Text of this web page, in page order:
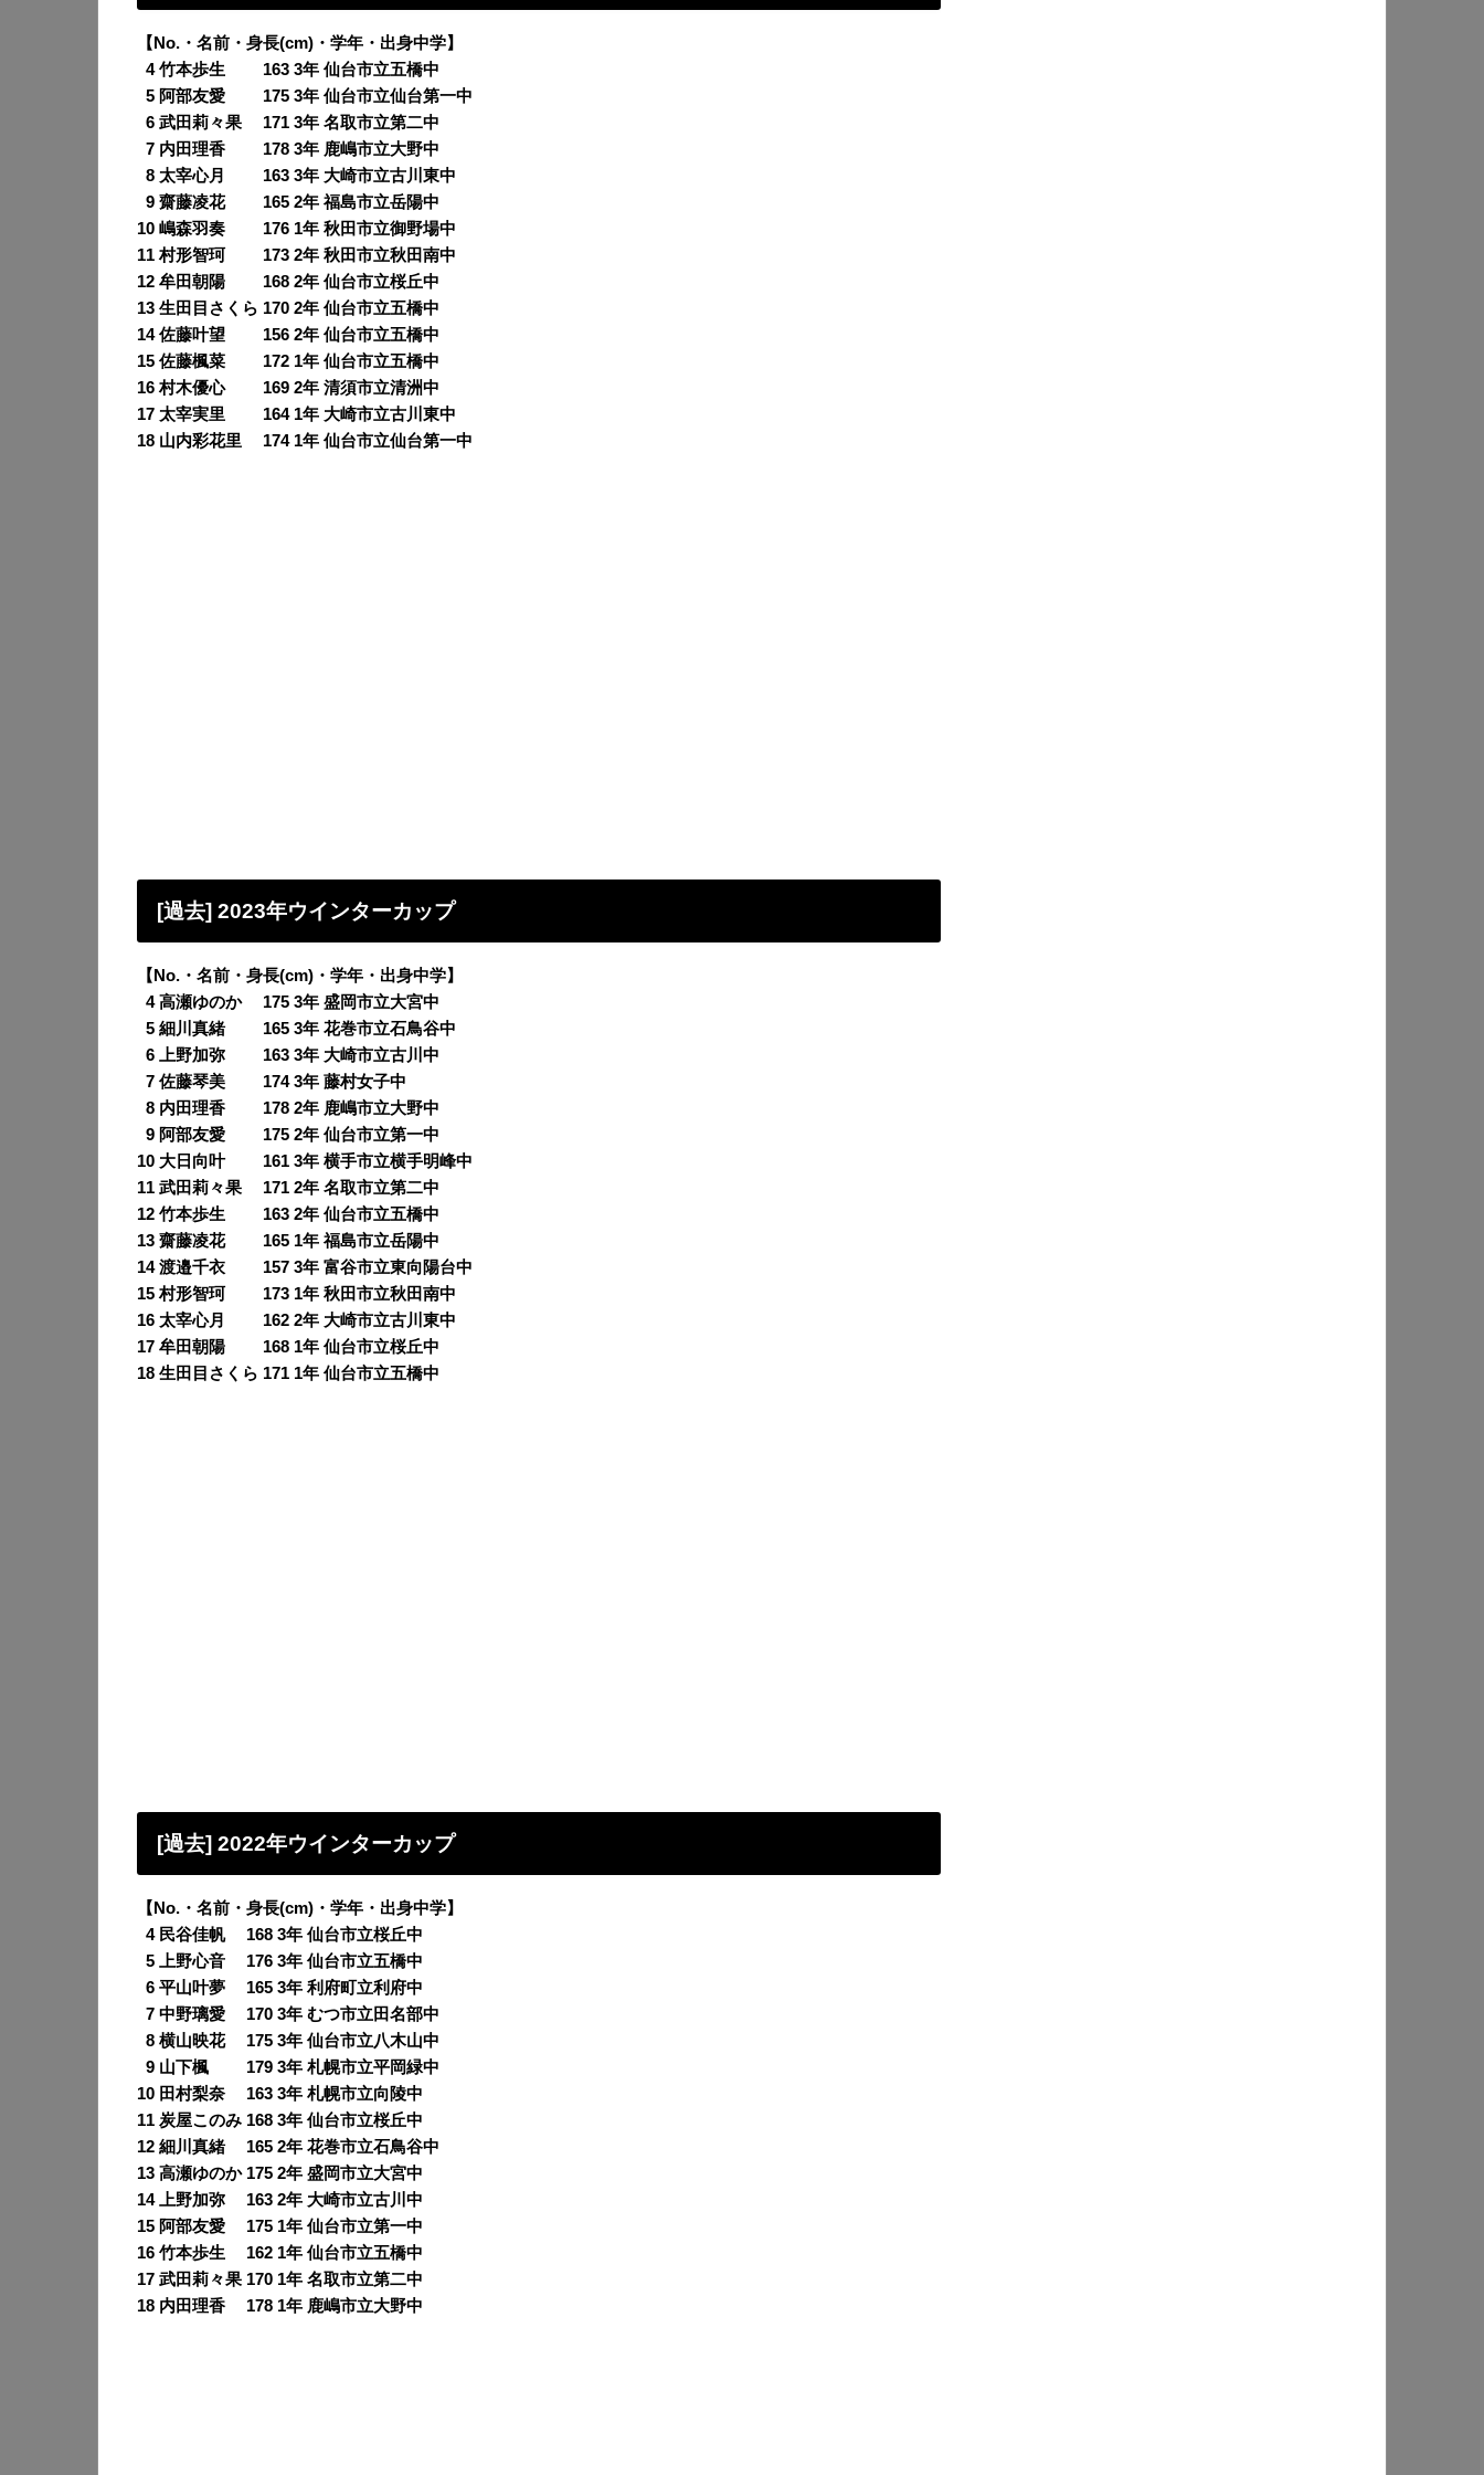
【No.・名前・身長(cm)・学年・出身中学】
4 竹本歩生 163 3年 仙台市立五橋中
5 阿部友愛 175 3年 仙台市立仙台第一中
6 武田莉々果 171 3年 名取市立第二中
7 内田理香 178 3年 鹿嶋市立大野中
8 太宰心月 163 3年 大崎市立古川東中
9 齋藤凌花 165 2年 福島市立岳陽中
10 嶋森羽奏 176 1年 秋田市立御野場中
11 村形智珂 173 2年 秋田市立秋田南中
12 牟田朝陽 168 2年 仙台市立桜丘中
13 生田目さくら 170 2年 仙台市立五橋中
14 佐藤叶望 156 2年 仙台市立五橋中
15 佐藤楓菜 172 1年 仙台市立五橋中
16 村木優心 169 2年 清須市立清洲中
17 太宰実里 164 1年 大崎市立古川東中
18 山内彩花里 174 1年 仙台市立仙台第一中
[過去] 2023年ウインターカップ
【No.・名前・身長(cm)・学年・出身中学】
4 高瀬ゆのか 175 3年 盛岡市立大宮中
5 細川真緒 165 3年 花巻市立石鳥谷中
6 上野加弥 163 3年 大崎市立古川中
7 佐藤琴美 174 3年 藤村女子中
8 内田理香 178 2年 鹿嶋市立大野中
9 阿部友愛 175 2年 仙台市立第一中
10 大日向叶 161 3年 横手市立横手明峰中
11 武田莉々果 171 2年 名取市立第二中
12 竹本歩生 163 2年 仙台市立五橋中
13 齋藤凌花 165 1年 福島市立岳陽中
14 渡邉千衣 157 3年 富谷市立東向陽台中
15 村形智珂 173 1年 秋田市立秋田南中
16 太宰心月 162 2年 大崎市立古川東中
17 牟田朝陽 168 1年 仙台市立桜丘中
18 生田目さくら 171 1年 仙台市立五橋中
[過去] 2022年ウインターカップ
【No.・名前・身長(cm)・学年・出身中学】
4 民谷佳帆 168 3年 仙台市立桜丘中
5 上野心音 176 3年 仙台市立五橋中
6 平山叶夢 165 3年 利府町立利府中
7 中野璃愛 170 3年 むつ市立田名部中
8 横山映花 175 3年 仙台市立八木山中
9 山下楓 179 3年 札幌市立平岡緑中
10 田村梨奈 163 3年 札幌市立向陵中
11 炭屋このみ 168 3年 仙台市立桜丘中
12 細川真緒 165 2年 花巻市立石鳥谷中
13 高瀬ゆのか 175 2年 盛岡市立大宮中
14 上野加弥 163 2年 大崎市立古川中
15 阿部友愛 175 1年 仙台市立第一中
16 竹本歩生 162 1年 仙台市立五橋中
17 武田莉々果 170 1年 名取市立第二中
18 内田理香 178 1年 鹿嶋市立大野中